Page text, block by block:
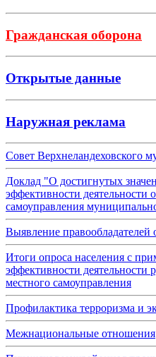
Гражданская оборона
Открытые данные
Наружная реклама
Совет Верхнеландеховского
Доклад "О достигнутых
эффективности деятельности
самоуправления
Выявление правообладателей
Итоги опроса населения с
эффективности деятельности
местного самоуправления
Профилактика терроризма и
Межнациональные отношения